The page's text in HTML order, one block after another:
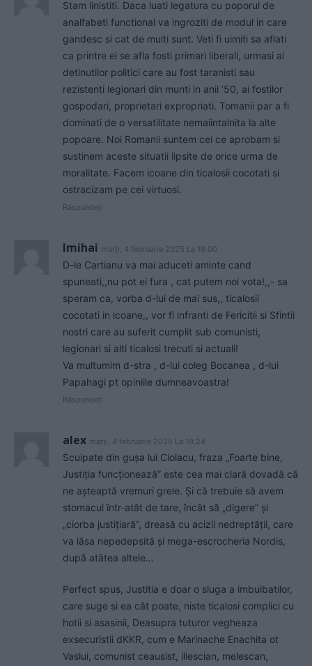
Stam linistiti. Daca luati legatura cu poporul de
analfabeti functional va ingroziti de modul in care
gandesc si cat de multi sunt. Veti fi uimiti sa aflati
ca printre ei se afla fosti primari liberali, urmasi ai
detinutilor politici care au fost taranisti sau
rezistenti legionari din munti in anii ’50, ai fostilor
gospodari, proprietari expropriati. Tomanii par a fi
dominati de o versatilitate nemaiintalnita la alte
popoare. Noi Romanii suntem cei ce aprobam si
sustinem aceste situatii lipsite de orice urma de
moralitate. Facem icoane din ticalosii cocotati si
ostracizam pe cei virtuosi.
Răspundeți
lmihai marți, 4 februarie 2025 La 19.00
D-le Cartianu va mai aduceti aminte cand
spuneati,,nu pot ei fura , cat putem noi vota!,,- sa
speram ca, vorba d-lui de mai sus,, ticalosii
cocotati in icoane,, vor fi infranti de Fericitii si Sfintii
nostri care au suferit cumplit sub comunisti,
legionari si alti ticalosi trecuti si actuali!
Va multumim d-stra , d-lui coleg Bocanea , d-lui
Papahagi pt opiniile dumneavoastra!
Răspundeți
alex marți, 4 februarie 2025 La 19.24
Scuipate din gușa lui Ciolacu, fraza „Foarte bine,
Justiția funcționează” este cea mai clară dovadă că
ne așteaptă vremuri grele. Și că trebuie să avem
stomacul într-atât de tare, încât să „digere” și
„ciorba justițiară”, dreasă cu acizii nedreptății, care
va lăsa nepedepsită și mega-escrocheria Nordis,
după atâtea altele…
Perfect spus, Justitia e doar o sluga a imbuibatilor,
care suge si ea cât poate, niste ticalosi complici cu
hotii si asasinii, Deasupra tuturor vegheaza
exsecuristii dKKR, cum e Marinache Enachita ot
Vaslui, comunist ceausist, iliescian, melescan,